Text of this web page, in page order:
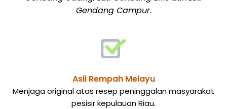
Gendang Campur.
Asli Rempah Melayu
Menjaga original atas resep peninggalan masyarakat
pesisir kepulauan Riau.